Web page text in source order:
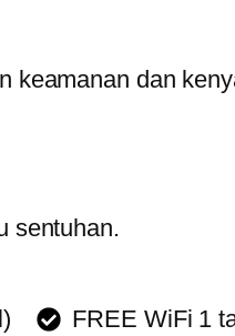
dan
sentuhan.
FREE WiFi 1